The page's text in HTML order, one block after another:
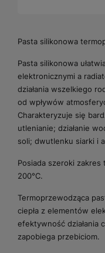
Pasta silikonowa
Pasta silikonowa
elektronicznymi a
działania wszelkiego
od wpływów
Charakteryzuje się
utlenianie; działanie
soli; dwutlenku siarki i
Posiada szeroki
200°C.
Termoprzewodząca
ciepła z elementów
efektywność działania
zapobiega przebiciom.